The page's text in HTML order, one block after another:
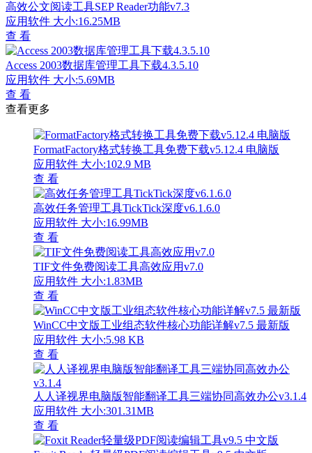
高效公文阅读工具SEP Reader功能v7.3
应用软件 大小:16.25MB
查 看
Access 2003数据库管理工具下载4.3.5.10
应用软件 大小:5.69MB
查 看
查看更多
FormatFactory格式转换工具免费下载v5.12.4 电脑版
应用软件 大小:102.9 MB
查 看
高效任务管理工具TickTick深度v6.1.6.0
应用软件 大小:16.99MB
查 看
TIF文件免费阅读工具高效应用v7.0
应用软件 大小:1.83MB
查 看
WinCC中文版工业组态软件核心功能详解v7.5 最新版
应用软件 大小:5.98 KB
查 看
人人译视界电脑版智能翻译工具三端协同高效办公v3.1.4
应用软件 大小:301.31MB
查 看